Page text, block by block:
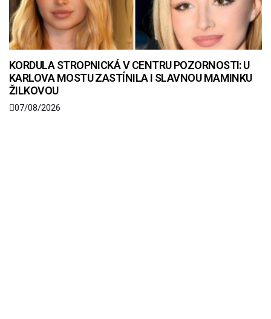
KORDULA STROPNICKÁ V CENTRU POZORNOSTI: U
KARLOVA MOSTU ZASTÍNILA I SLAVNOU MAMINKU
ŽILKOVOU
07/08/2026